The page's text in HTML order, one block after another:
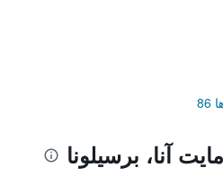
آنا، برسيلونا